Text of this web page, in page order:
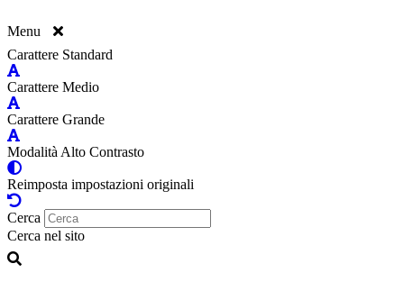
Menu
Carattere Standard
Carattere Medio
Carattere Grande
Modalità Alto Contrasto
Reimposta impostazioni originali
Cerca
Cerca nel sito